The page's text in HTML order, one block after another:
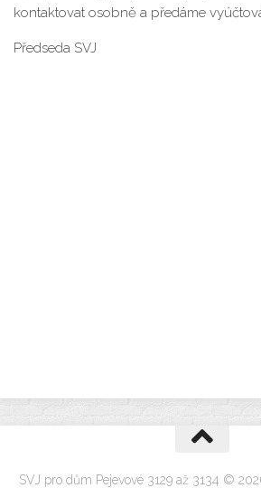
kontaktovat osobně a předáme
Předseda SVJ
SVJ pro dům Pejevové 3129 až 3134 ©